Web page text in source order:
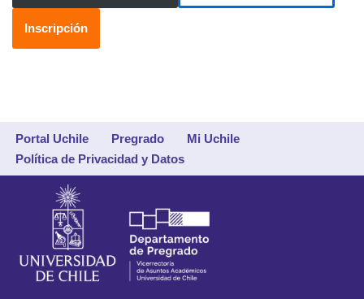
Inscripción
Portal Uchile Pregrado
Mi Uchile
Política de Privacidad y Datos